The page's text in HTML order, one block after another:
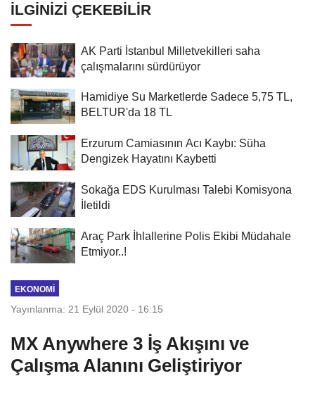
İLGINIZI ÇEKEBILIR
AK Parti İstanbul Milletvekilleri saha
çalışmalarını sürdürüyor
Hamidiye Su Marketlerde Sadece 5,75 TL,
BELTUR'da 18 TL
Erzurum Camiasının Acı Kaybı: Süha
Dengizek Hayatını Kaybetti
Sokağa EDS Kurulması Talebi Komisyona
İletildi
Araç Park İhlallerine Polis Ekibi Müdahale
Etmiyor..!
EKONOMI
Yayınlanma: 21 Eylül 2020 - 16:15
MX Anywhere 3 İş Akışını ve
Çalışma Alanını Geliştiriyor